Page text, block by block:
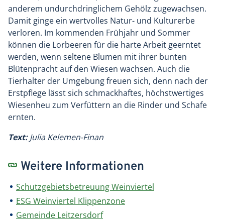
anderem undurchdringlichem Gehölz zugewachsen.
Damit ginge ein wertvolles Natur- und Kulturerbe
verloren. Im kommenden Frühjahr und Sommer
können die Lorbeeren für die harte Arbeit geerntet
werden, wenn seltene Blumen mit ihrer bunten
Blütenpracht auf den Wiesen wachsen. Auch die
Tierhalter der Umgebung freuen sich, denn nach der
Erstpflege lässt sich schmackhaftes, höchstwertiges
Wiesenheu zum Verfüttern an die Rinder und Schafe
ernten.
Text:Julia Kelemen-Finan
Weitere Informationen
Schutzgebietsbetreuung Weinviertel
ESG Weinviertel Klippenzone
Gemeinde Leitzersdorf